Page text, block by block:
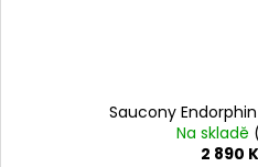
Saucony
Na skladě
2 890